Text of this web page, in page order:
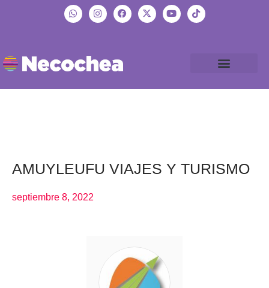
AMUYLEUFU VIAJES Y TURISMO
septiembre 8, 2022